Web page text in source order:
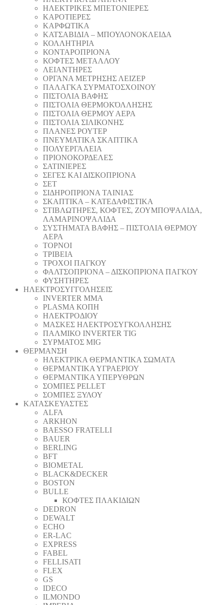
ΗΛΕΚΤΡΙΚΕΣ ΜΠΕΤΟΝΙΕΡΕΣ
ΚΑΡΟΤΙΕΡΕΣ
ΚΑΡΦΩΤΙΚΑ
ΚΑΤΣΑΒΙΔΙΑ – ΜΠΟΥΛΟΝΟΚΛΕΙΔΑ
ΚΟΛΛΗΤΗΡΙΑ
ΚΟΝΤΑΡΟΠΡΙΟΝΑ
ΚΟΦΤΕΣ ΜΕΤΑΛΛΟΥ
ΛΕΙΑΝΤΗΡEΣ
ΟΡΓΑΝΑ ΜΕΤΡΗΣΗΣ ΛΕΙΖΕΡ
ΠΑΛΑΓΚΑ ΣΥΡΜΑΤΟΣΧΟΙΝΟΥ
ΠΙΣΤΟΛΙΑ ΒΑΦΗΣ
ΠΙΣΤΟΛΙΑ ΘΕΡΜΟΚΌΛΛΗΣΗΣ
ΠΙΣΤΟΛΙΑ ΘΕΡΜΟΥ ΑΕΡΑ
ΠΙΣΤΟΛΙΑ ΣΙΛΙΚΟΝΗΣ
ΠΛΑΝΕΣ ΡΟΥΤΕΡ
ΠΝΕΥΜΑΤΙΚΑ ΣΚΑΠΤΙΚΑ
ΠΟΛΥΕΡΓΑΛΕΙΑ
ΠΡΙΟΝΟΚΟΡΔΕΛΕΣ
ΣΑΤΙΝΙΕΡΕΣ
ΣΕΓΕΣ ΚΑΙ ΔΙΣΚΟΠΡΙΟΝΑ
ΣΕΤ
ΣΙΔΗΡΟΠΡΙΟΝΑ ΤΑΙΝΙΑΣ
ΣΚΑΠΤΙΚΑ – ΚΑΤΕΔΑΦΙΣΤΙΚΑ
ΣΤΙΒΛΩΤΗΡΕΣ, ΚΟΦΤΕΣ, ΖΟΥΜΠΟΨΑΛΙΔΑ,
ΛΑΜΑΡΙΝΟΨΑΛΙΔΑ
ΣΥΣΤΗΜΑΤΑ ΒΑΦΗΣ – ΠΙΣΤΟΛΙΑ ΘΕΡΜΟΥ
ΑΕΡΑ
ΤΟΡΝΟΙ
ΤΡΙΒΕΙΑ
ΤΡΟΧΟΙ ΠΑΓΚΟΥ
ΦΑΛΤΣΟΠΡΙΟΝΑ – ΔΙΣΚΟΠΡΙΟΝΑ ΠΑΓΚΟΥ
ΦΥΣΗΤΗΡΕΣ
ΗΛΕΚΤΡΟΣΥΓΓΟΛΗΣΕΙΣ
INVERTER MMA
PLASMA ΚΟΠΗ
ΗΛΕΚΤΡΟΔΙΟΥ
ΜΑΣΚΕΣ ΗΛΕΚΤΡΟΣΥΓΚΟΛΛΗΣΗΣ
ΠΑΛΜΙΚΟ INVERTER TIG
ΣΥΡΜΑΤΟΣ MIG
ΘΕΡΜΑΝΣΗ
ΗΛΕΚΤΡΙΚΑ ΘΕΡΜΑΝΤΙΚΑ ΣΩΜΑΤΑ
ΘΕΡΜΑΝΤΙΚΑ ΥΓΡΑΕΡΙΟΥ
ΘΕΡΜΑΝΤΙΚΑ ΥΠΕΡΥΘΡΩΝ
ΣΟΜΠΕΣ PELLET
ΣΟΜΠΕΣ ΞΥΛΟΥ
ΚΑΤΑΣΚΕΥΑΣΤΕΣ
ALFA
ARKHON
BAESSO FRATELLI
BAUER
BERLING
BFT
BIOMETAL
BLACK&DECKER
BOSTON
BULLE
ΚΟΦΤΕΣ ΠΛΑΚΙΔΙΩΝ
DEDRON
DEWALT
ECHO
ER-LAC
EXPRESS
FABEL
FELLISATI
FLEX
GS
IDECO
ILMONDO